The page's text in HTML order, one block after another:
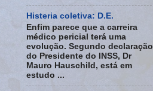
Histeria coletiva: D.E.
Enfim parece que a carreira
médico pericial terá uma
evolução. Segundo declaração
do Presidente do INSS, Dr
Mauro Hauschild, está em
estudo ...